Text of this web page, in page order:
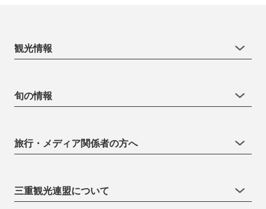
観光情報
旬の情報
旅行・メディア関係者の方へ
三重観光連盟について